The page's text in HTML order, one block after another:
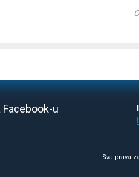
Facebook-u
Sva prava